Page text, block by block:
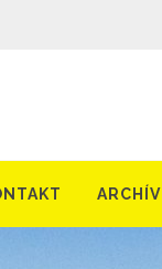
ARCHÍV